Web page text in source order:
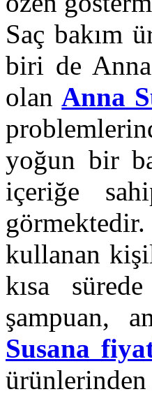
Saç bakım
biri de Anna
olanAnna
yoğun bir
içeriğe
kullanan
kısa
şampuan,
Susana